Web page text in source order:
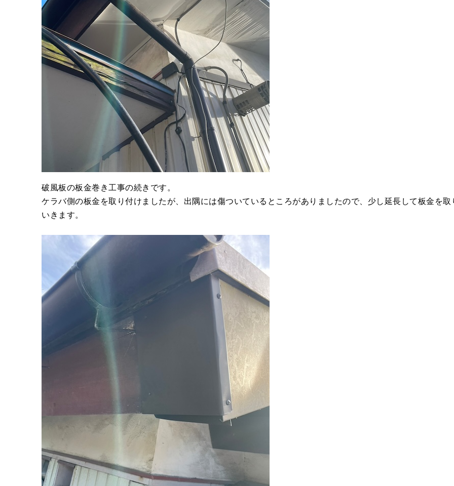
破風板の板金巻き工事の続きです。
ケラバ側の板金を取り付けましたが、出隅には傷ついているところがありましたので、少し延長して板金を取
いきます。